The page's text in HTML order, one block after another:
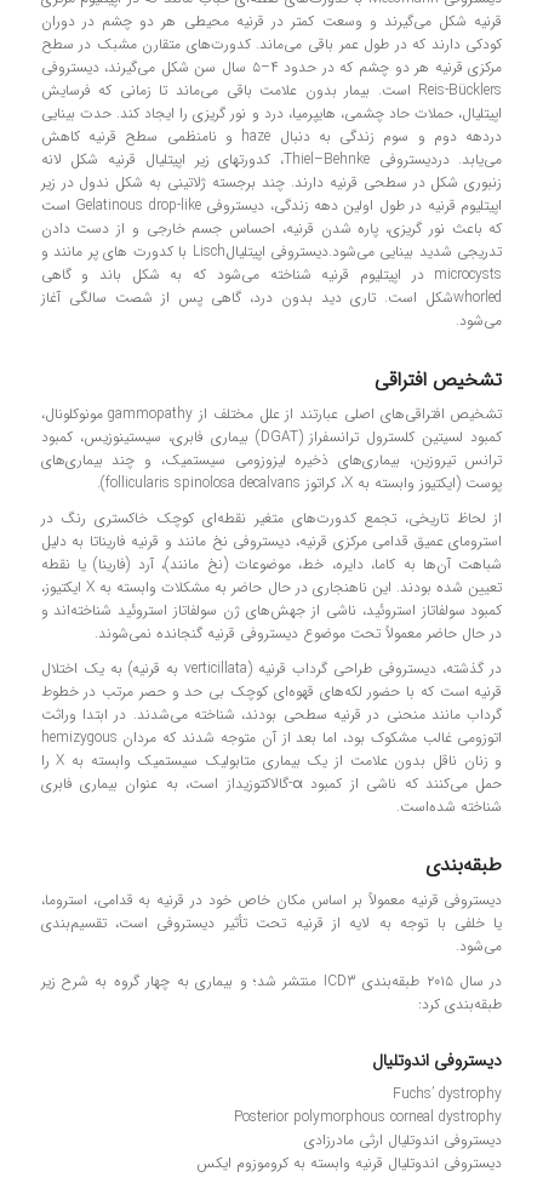
قرنیه شکل می‌گیرند و وسعت کمتر در قرنیه محیطی هر دو چشم در دوران
کودکی دارند که در طول عمر باقی می‌ماند. کدورت‌های متقارن مشبک در سطح
مرکزی قرنیه هر دو چشم که در حدود ۴–۵ سال سن شکل می‌گیرند، دیستروفی
Reis-Bücklers است. بیمار بدون علامت باقی می‌ماند تا زمانی که فرسایش
اپیتلیال، حملات حاد چشمی، هایپرمیا، درد و نور گریزی را ایجاد کند. حدت بینایی
دردهه دوم و سوم زندگی به دنبال haze و نامنظمی سطح قرنیه کاهش
می‌یابد. دردیستروفی Thiel–Behnke، کدورتهای زیر اپیتلیال قرنیه شکل لانه
زنبوری شکل در سطحی قرنیه دارند. چند برجسته ژلاتینی به شکل ندول در زیر
اپیتلیوم قرنیه در طول اولین دهه زندگی، دیستروفی Gelatinous drop-like است
که باعث نور گریزی، پاره شدن قرنیه، احساس جسم خارجی و از دست دادن
تدریجی شدید بینایی می‌شود.دیستروفی اپیتلیالLisch با کدورت های پر مانند و
microcysts در اپیتلیوم قرنیه شناخته می‌شود که به شکل باند و گاهی
whorledشکل است. تاری دید بدون درد، گاهی پس از شصت سالگی آغاز
می‌شود.
تشخیص افتراقی
تشخیص افتراقی‌های اصلی عبارتند از علل مختلف از gammopathy مونوکلونال،
کمبود لسیتین کلسترول ترانسفراز (DGAT) بیماری فابری، سیستینوزیس، کمبود
ترانس تیروزین، بیماری‌های ذخیره لیزوزومی سیستمیک، و چند بیماری‌های
پوست (ایکتیوز وابسته به X، کراتوز follicularis spinolosa decalvans).
از لحاظ تاریخی، تجمع کدورت‌های متغیر نقطه‌ای کوچک خاکستری رنگ در
استرومای عمیق قدامی مرکزی قرنیه، دیستروفی نخ مانند و قرنیه فاریناتا به دلیل
شباهت آن‌ها به کاما، دایره، خط، موضوعات (نخ مانند)، آرد (فارینا) یا نقطه
تعیین شده بودند. این ناهنجاری در حال حاضر به مشکلات وابسته به X ایکتیوز،
کمبود سولفاتاز استروئید، ناشی از جهش‌های ژن سولفاتاز استروئید شناخته‌اند و
در حال حاضر معمولاً تحت موضوع دیستروفی قرنیه گنجانده نمی‌شوند.
در گذشته، دیستروفی طراحی گرداب قرنیه (verticillata به قرنیه) به یک اختلال
قرنیه است که با حضور لکه‌های قهوه‌ای کوچک بی حد و حصر مرتب در خطوط
گرداب مانند منحنی در قرنیه سطحی بودند، شناخته می‌شدند. در ابتدا وراثت
اتوزومی غالب مشکوک بود، اما بعد از آن متوجه شدند که مردان hemizygous
و زنان ناقل بدون علامت از یک بیماری متابولیک سیستمیک وابسته به X را
حمل می‌کنند که ناشی از کمبود α-گالاکتوزیداز است، به عنوان بیماری فابری
شناخته شده‌است.
طبقه‌بندی
دیستروفی قرنیه معمولاً بر اساس مکان خاص خود در قرنیه به قدامی، استروما،
یا خلفی با توجه به لایه از قرنیه تحت تأثیر دیستروفی است، تقسیم‌بندی
می‌شود.
در سال ۲۰۱۵ طبقه‌بندی ICD3 منتشر شد؛ و بیماری به چهار گروه به شرح زیر
طبقه‌بندی کرد:
دیستروفی اندوتلیال
Fuchs’ dystrophy
Posterior polymorphous corneal dystrophy
دیستروفی اندوتلیال ارثی مادرزادی
دیستروفی اندوتلیال قرنیه وابسته به کروموزوم ایکس